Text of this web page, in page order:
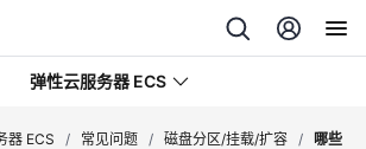
弹性云服务器 ECS
器 ECS / 常见问题 / 磁盘分区/挂载/扩容 / 哪些